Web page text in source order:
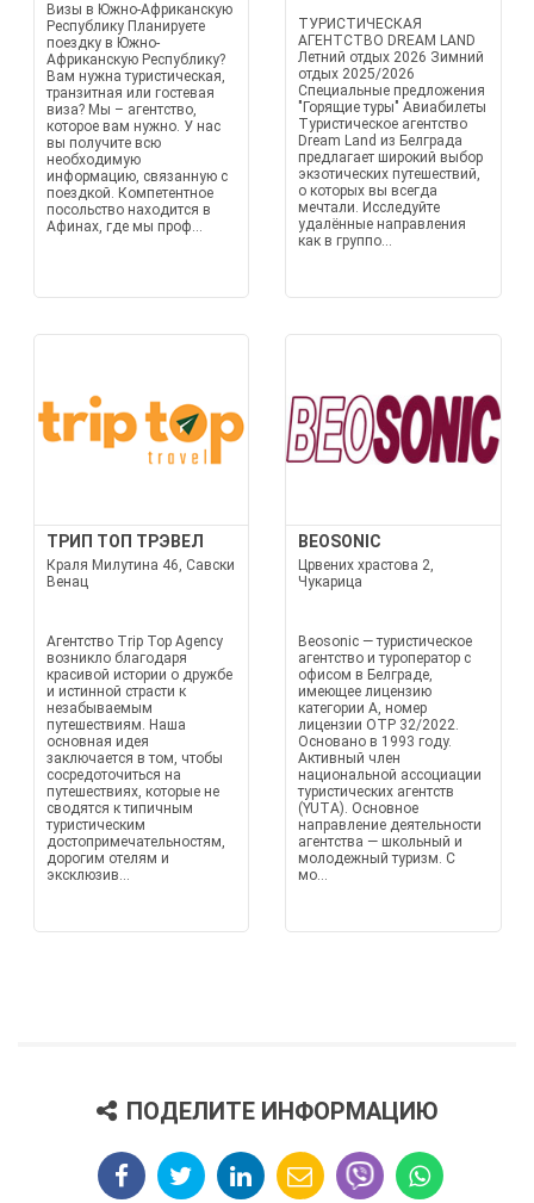
Визы в Южно-Африканскую
Республику Планируете
поездку в Южно-
Африканскую Республику?
Вам нужна туристическая,
транзитная или гостевая
виза? Мы – агентство,
которое вам нужно. У нас
вы получите всю
необходимую
информацию, связанную с
поездкой. Компетентное
посольство находится в
Афинах, где мы проф...
ТУРИСТИЧЕСКАЯ
АГЕНТСТВО DREAM LAND
Летний отдых 2026 Зимний
отдых 2025/2026
Специальные предложения
"Горящие туры" Авиабилеты
Туристическое агентство
Dream Land из Белграда
предлагает широкий выбор
экзотических путешествий,
о которых вы всегда
мечтали. Исследуйте
удалённые направления
как в группо...
ТРИП ТОП ТРЭВЕЛ
Краля Милутина 46, Савски
Венац
Агентство Trip Top Agency
возникло благодаря
красивой истории о дружбе
и истинной страсти к
незабываемым
путешествиям. Наша
основная идея
заключается в том, чтобы
сосредоточиться на
путешествиях, которые не
сводятся к типичным
туристическим
достопримечательностям,
дорогим отелям и
эксклюзив...
BEOSONIC
Црвених храстова 2,
Чукарица
Beosonic — туристическое
агентство и туроператор с
офисом в Белграде,
имеющее лицензию
категории А, номер
лицензии OTP 32/2022.
Основано в 1993 году.
Активный член
национальной ассоциации
туристических агентств
(YUTA). Основное
направление деятельности
агентства — школьный и
молодежный туризм. С
мо...
ПОДЕЛИТЕ ИНФОРМАЦИЮ